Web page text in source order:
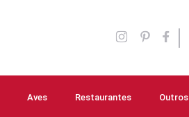
Aves Restaurantes Outros